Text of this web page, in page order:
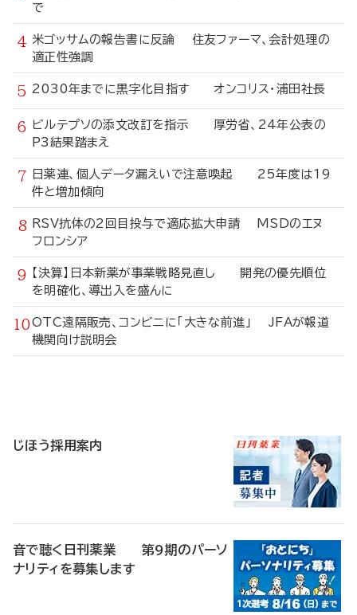
で
米ゴッサムの報告書に反論 住友ファーマ、会計処理の
適正性強調
2030年までに黒字化目指す オンコリス・浦田社長
ビルテプソの添文改訂を指示 厚労省、24年公表の
P3結果踏まえ
日薬連、個人データ漏えいで注意喚起 25年度は19
件と増加傾向
RSV抗体の2回目投与で適応拡大申請 MSDのエヌ
フロンシア
【決算】日本新薬が事業戦略見直し 開発の優先順位
を明確化、導出入を盛んに
OTC遠隔販売、コンビニに「大きな前進」 JFAが報道
機関向け説明会
じほう採用案内
音で聴く日刊薬業 第9期のパーソ
ナリティを募集します